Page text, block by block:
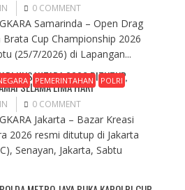
0 COMMENT
Samarinda – Open Drag
Cup Championship 2026
(25/7/2026) di Lapangan...
PEMERINTAHAN POLRI
NUSANTARA 2026 DITUTUP,
SELAMA LIMA HARI
0 COMMENT
Jakarta – Bazar Kreasi
2026 resmi ditutup di Jakarta
Senayan, Jakarta, Sabtu